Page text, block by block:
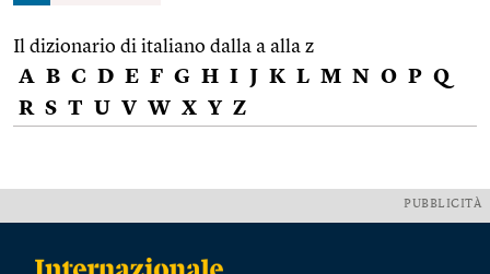
Il dizionario di italiano dalla a alla z
A B C D E F G H I J K L M N O P Q
R S T U V W X Y Z
PUBBLICITÀ